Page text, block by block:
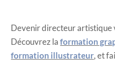
Devenir directeur artistique
Découvrez laformation
formation illustrateur, et